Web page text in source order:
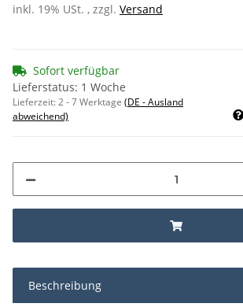
inkl. 19% USt. , zzgl. Versand
Sofort verfügbar
Lieferstatus: 1 Woche
Lieferzeit:2 - 7 Werktage (DE - Ausland
abweichend)
Beschreibung